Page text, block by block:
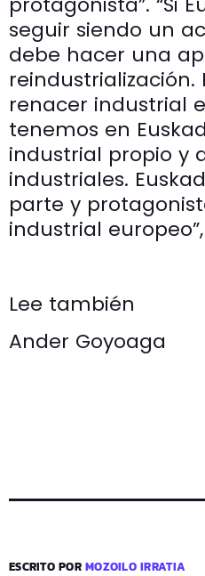
seguir siendo un
debe hacer una
renacer industrial
tenemos en
industrial propio y
industriales.
parte y
industrial
Lee también
Ander Goyoaga
ESCRITO PORMOZOILO IRRATIA